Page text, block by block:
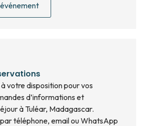
votre disposition pour vos
d’informations et
à Tuléar, Madagascar.
téléphone, email ou WhatsApp